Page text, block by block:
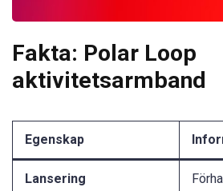
Fakta: Polar Loop
aktivitetsarmband
Egenskap
Lansering